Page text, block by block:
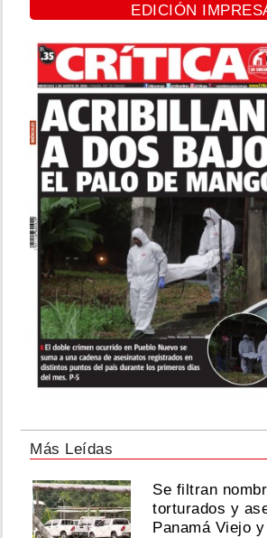
EDICIÓN
Más Leídas
Se filtran
torturados y
Panamá Viejo